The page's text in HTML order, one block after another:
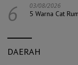
6 03/08/2026
5 Warna Cat
DAERAH